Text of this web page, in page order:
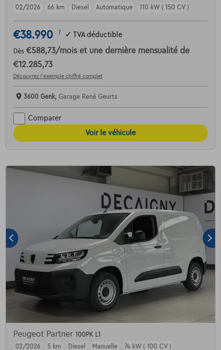
02/2026
66 km Diesel Automatique 110 kW ( 150 CV )
€38.990 1 ✓ TVA déductible
Dès €588,73/mois et une dernière mensualité de
€12.285,73
Découvrez l’exemple chiffré complet
3600 Genk, Garage René Geurts
Comparer
Voir le véhicule
Peugeot Partner 100PK L1
02/2026
5 km Diesel Manuelle 74 kW ( 100 CV )